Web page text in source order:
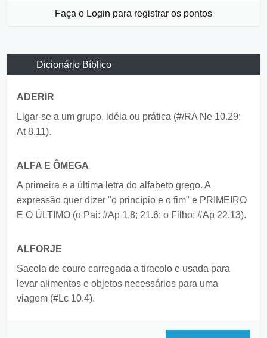
ADERIR
Ligar-se a um grupo, idéia ou prática (#/RA Ne 10.29;
ALFA E ÔMEGA
A primeira e a última letra do alfabeto grego. A
expressão quer dizer "o princípio e o fim" e PRIMEIRO
ALFORJE
Sacola de couro carregada a tiracolo e usada para
levar alimentos e objetos necessários para uma